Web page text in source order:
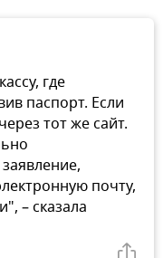
где
паспорт. Если
тот же сайт.
почту,
– сказала